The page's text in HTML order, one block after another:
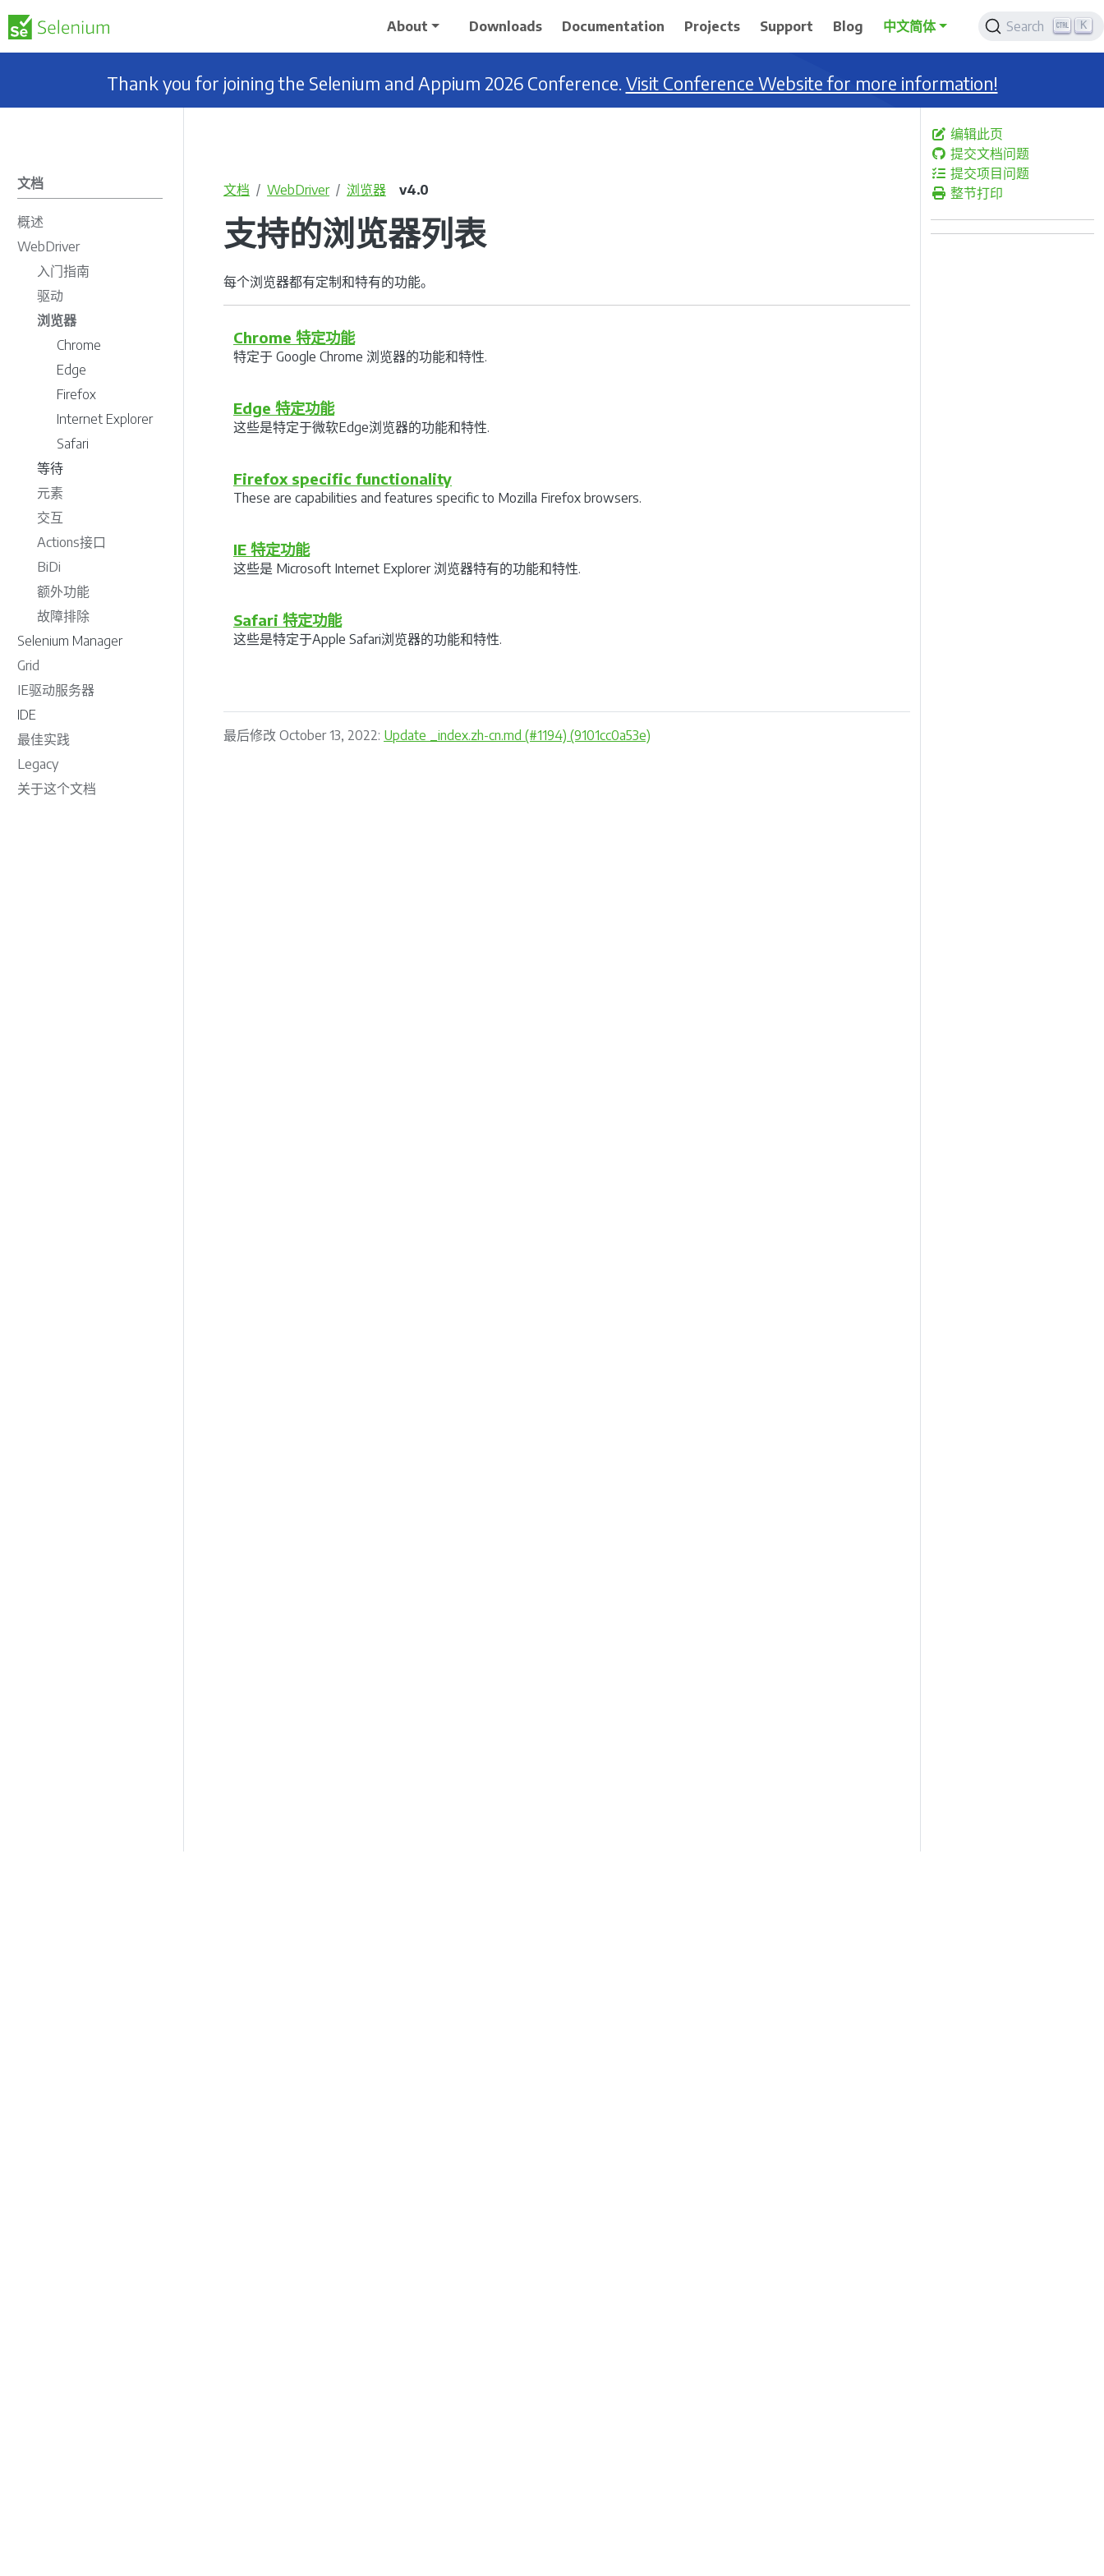
About Downloads Documentation Projects Support Blog 中文简体 Search K
Thank you for joining the Selenium and Appium 2026 Conference. Visit Conference Website for more information!
文档
概述
WebDriver
入门指南
驱动
浏览器
Chrome
Edge
Firefox
Internet Explorer
Safari
等待
元素
交互
Actions接口
BiDi
额外功能
故障排除
Selenium Manager
Grid
IE驱动服务器
IDE
最佳实践
Legacy
关于这个文档
编辑此页
提交文档问题
提交项目问题
整节打印
文档 WebDriver 浏览器 v4.0
支持的浏览器列表
每个浏览器都有定制和特有的功能。
Chrome 特定功能
特定于 Google Chrome 浏览器的功能和特性.
Edge 特定功能
这些是特定于微软Edge浏览器的功能和特性.
Firefox specific functionality
These are capabilities and features specific to Mozilla Firefox browsers.
IE 特定功能
这些是 Microsoft Internet Explorer 浏览器特有的功能和特性.
Safari 特定功能
这些是特定于Apple Safari浏览器的功能和特性.
最后修改 October 13, 2022: Update _index.zh-cn.md (#1194) (9101cc0a53e)